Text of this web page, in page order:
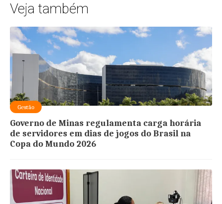
Veja também
Gestão
Governo de Minas regulamenta carga horária
de servidores em dias de jogos do Brasil na
Copa do Mundo 2026